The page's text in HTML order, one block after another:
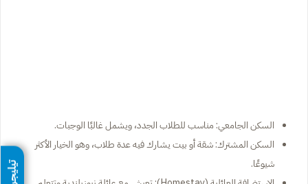
السكن الجامعي: مناسب للطلاب الجدد، ويشمل غالبًا الوجبات.
السكن المشترك: شقة أو بيت يشارك فيه عدة طلاب، وهو الخيار الأكثر
شيوعًا.